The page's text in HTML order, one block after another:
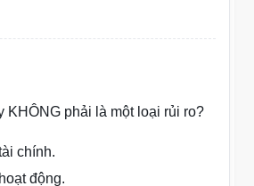
KHÔNG phải là một loại rủi ro?
chính.
động.